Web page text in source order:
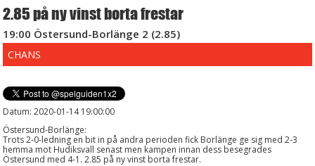
2.85 på ny vinst borta frestar
19:00 Östersund-Borlänge 2 (2.85)
CHANS
Datum: 2020-01-14 19:00:00
Östersund-Borlänge:
Trots 2-0-ledning en bit in på andra perioden fick Borlänge ge sig med 2-3
hemma mot Hudiksvall senast men kampen innan dess besegrades
Östersund med 4-1. 2.85 på ny vinst borta frestar.